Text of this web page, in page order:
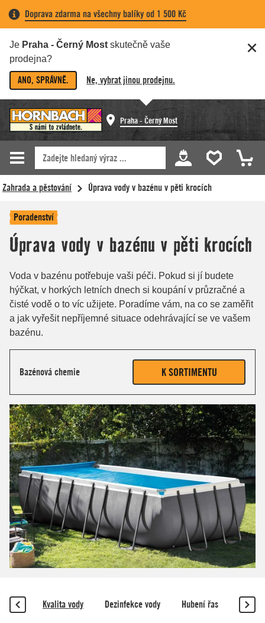
Doprava zdarma na všechny balíky od 1 500 Kč
Je Praha - Černý Most skutečně vaše
prodejna?
ANO, SPRÁVNĚ. Ne, vybrat jinou prodejnu.
Praha - Černý Most